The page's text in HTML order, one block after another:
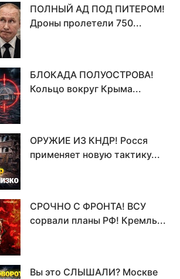
ПОЛНЫЙ АД ПОД ПИТЕРОМ!
Дроны пролетели 750...
БЛОКАДА ПОЛУОСТРОВА!
Кольцо вокруг Крыма...
ОРУЖИЕ ИЗ КНДР! Росся
применяет новую тактику...
СРОЧНО С ФРОНТА! ВСУ
сорвали планы РФ! Кремль...
Вы это СЛЫШАЛИ? Москве